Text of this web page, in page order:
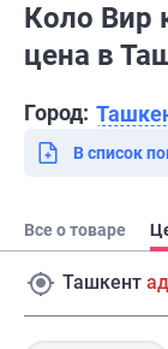
Коло Вир
цена в
Город:
В список
Все о товаре
Ташкент